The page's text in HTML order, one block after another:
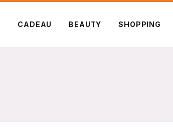
CADEAU BEAUTY SHOPPING